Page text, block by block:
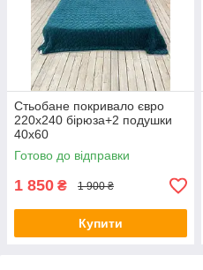
Стьобане покривало євро
220х240 бірюза+2 подушки
40х60
Готово до відправки
1 850 ₴ 1 900 ₴
Купити